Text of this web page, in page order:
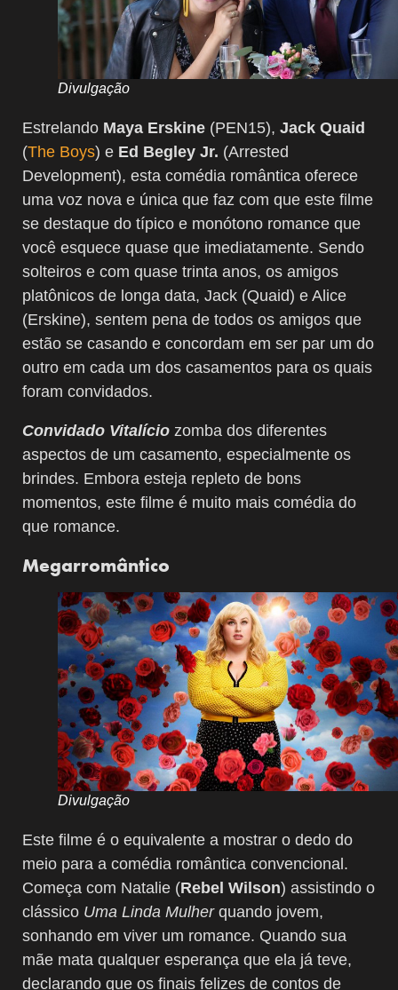
Divulgação
Estrelando Maya Erskine (PEN15), Jack Quaid
(The Boys) e Ed Begley Jr. (Arrested
Development), esta comédia romântica oferece
uma voz nova e única que faz com que este filme
se destaque do típico e monótono romance que
você esquece quase que imediatamente. Sendo
solteiros e com quase trinta anos, os amigos
platônicos de longa data, Jack (Quaid) e Alice
(Erskine), sentem pena de todos os amigos que
estão se casando e concordam em ser par um do
outro em cada um dos casamentos para os quais
foram convidados.
Convidado Vitalício zomba dos diferentes
aspectos de um casamento, especialmente os
brindes. Embora esteja repleto de bons
momentos, este filme é muito mais comédia do
que romance.
Megarromântico
Divulgação
Este filme é o equivalente a mostrar o dedo do
meio para a comédia romântica convencional.
Começa com Natalie (Rebel Wilson) assistindo o
clássico Uma Linda Mulherquando jovem,
sonhando em viver um romance. Quando sua
mãe mata qualquer esperança que ela já teve,
declarando que os finais felizes de contos de